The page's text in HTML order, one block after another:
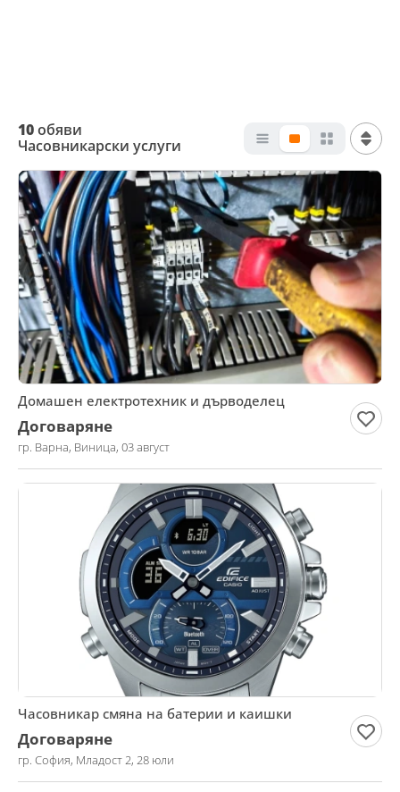
10обяви
Часовникарски услуги
Домашен електротехник и дърводелец
Договаряне
гр. Варна, Виница, 03 август
Часовникар смяна на батерии и каишки
Договаряне
гр. София, Младост 2, 28 юли